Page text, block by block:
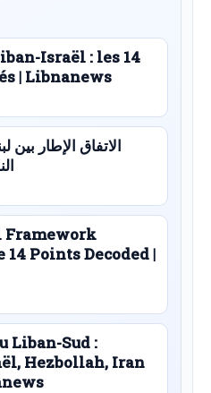
Israël : les 14
| Libnanews
الاتفاق الإطار
Framework
Points Decoded |
Liban-Sud :
Hezbollah, Iran